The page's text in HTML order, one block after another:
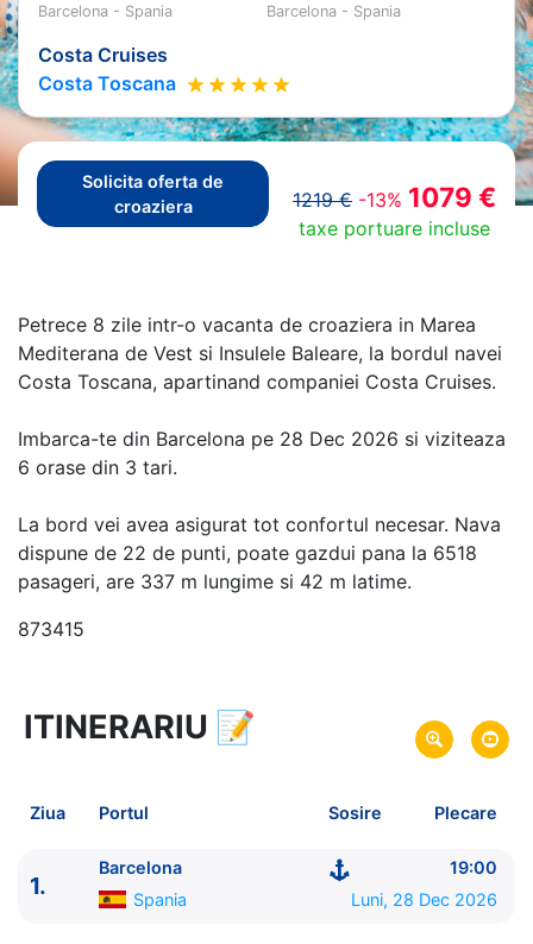
Barcelona - Spania Barcelona - Spania
Costa Cruises
Costa Toscana
Solicita oferta de
croaziera
1219 € -13% 1079 €
taxe portuare incluse
Petrece 8 zile intr-o vacanta de croaziera in Marea
Mediterana de Vest si Insulele Baleare, la bordul navei
Costa Toscana, apartinand companiei Costa Cruises.
Imbarca-te din Barcelona pe 28 Dec 2026 si viziteaza
6 orase din 3 tari.
La bord vei avea asigurat tot confortul necesar. Nava
dispune de 22 de punti, poate gazdui pana la 6518
pasageri, are 337 m lungime si 42 m latime.
873415
8 zile vacanta de croaziera in
Marea Mediterana de Vest si Insulele Baleare -
link
Sosire pe 04 Ian 2027 in Barcelona,
ITINERARIU 📝
Ziua Portul Sosire Plecare
1.
Barcelona
19:00
Spania
Luni, 28 Dec 2026